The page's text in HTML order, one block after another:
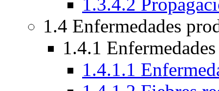
1.4 Enfermedades
1.4.1
1.4.1.1